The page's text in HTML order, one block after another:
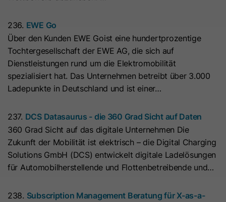
236. EWE Go
Über den Kunden EWE Goist eine hundertprozentige
Tochtergesellschaft der EWE AG, die sich auf
Dienstleistungen rund um die Elektromobilität
spezialisiert hat. Das Unternehmen betreibt über 3.000
Ladepunkte in Deutschland und ist einer…
237. DCS Datasaurus - die 360 Grad Sicht auf Daten
360 Grad Sicht auf das digitale Unternehmen Die
Zukunft der Mobilität ist elektrisch – die Digital Charging
Solutions GmbH (DCS) entwickelt digitale Ladelösungen
für Automobilherstellende und Flottenbetreibende und…
238. Subscription Management Beratung für X-as-a-
Anbieter Cloudflare
Laufzeit
Dieses Cookie wird durch den CDN-
Anbieter von HubSpot aufgrund von
dessen Richtlinien für
Ratenbeschränkungen festgelegt.
us/articles/200170156-Understanding-
the-Cloudflare-Cookies). Es läuft am
Ende der Sitzung ab.
Name CLID
Name __hs_d_not_tracking
Anbieter HubSpot
Laufzeit 13 Monate
Zweck
werden, dass der Tracking-Code
keine Informationen an HubSpot
sendet. Es enthält die Zeichenfolge
„Ja“.
Name __hs_initial_opt_
Zweck
Ausspielung von Tags (z. B. Google
Analytics). Der Dienst setzt selbst
keine Cookies und speichert keine
personenbezogenen Daten.